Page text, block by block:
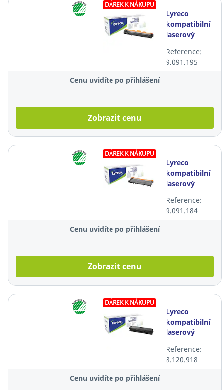
DÁREK K NÁKUPU
Lyreco
kompatibilní
laserový
TN1050,
černý
Reference:
9.091.195
Cenu uvidíte po přihlášení
Zobrazit cenu
DÁREK K NÁKUPU
Lyreco
kompatibilní
laserový
TN2320,
černý
Reference:
9.091.184
Cenu uvidíte po přihlášení
Zobrazit cenu
DÁREK K NÁKUPU
Lyreco
kompatibilní
laserový
Samsung
MLT-D111S
Reference:
8.120.918
Cenu uvidíte po přihlášení